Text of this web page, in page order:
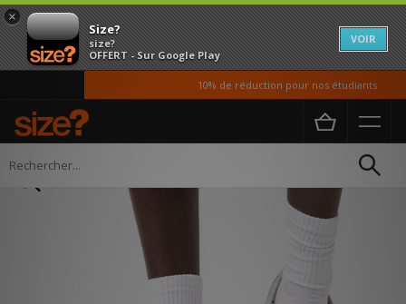
×
Size?
size?
OFFERT - Sur Google Play
VOIR
10% de réduction pour nos étudiants
Accueil Homme